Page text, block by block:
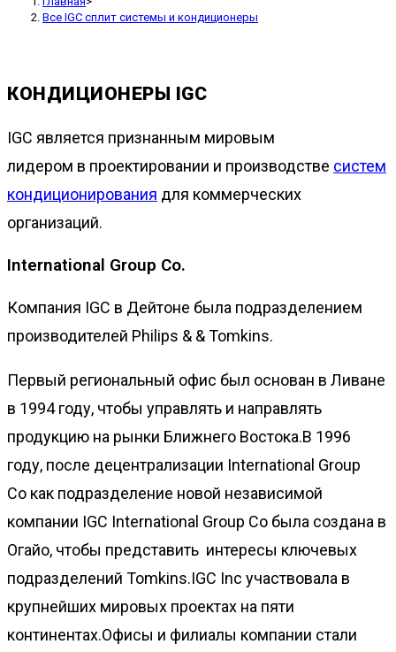
Все IGC сплит системы и кондиционеры
КОНДИЦИОНЕРЫ IGC
IGC является признанным мировым
лидером в проектировании и производстве систем
кондиционирования для коммерческих
организаций.
International Group Co.
Компания IGC в Дейтоне была подразделением
производителей Philips & & Tomkins.
Первый региональный офис был основан в Ливане
в 1994 году, чтобы управлять и направлять
продукцию на рынки Ближнего Востока.В 1996
году, после децентрализации International Group
Co как подразделение новой независимой
компании IGC International Group Co была создана в
Огайо, чтобы представить интересы ключевых
подразделений Tomkins.IGC Inc участвовала в
крупнейших мировых проектах на пяти
континентах.Офисы и филиалы компании стали